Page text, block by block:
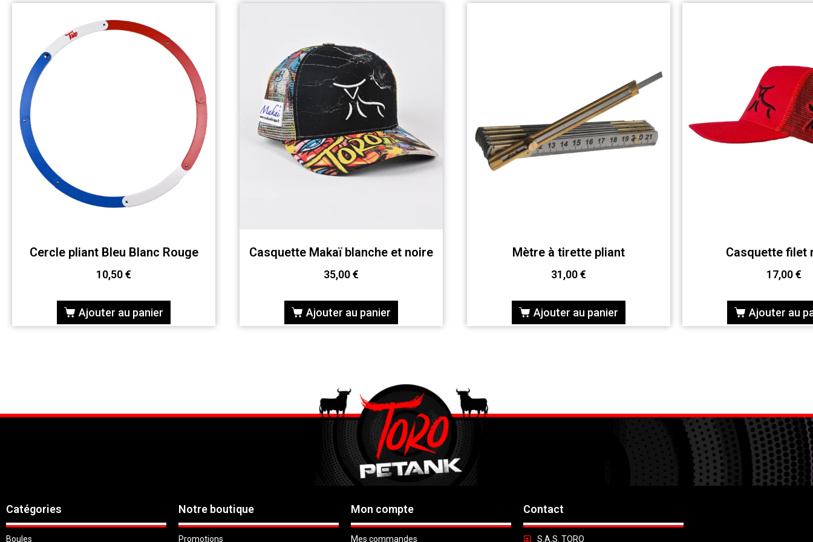
Cercle pliant Bleu Blanc Rouge
10,50€
Ajouter au panier
Casquette Makaï blanche et noire
35,00€
Ajouter au panier
Mètre à tirette pliant
31,00€
Ajouter au panier
Casquette filet
17,00€
Ajouter au
Catégories
Boules
Notre boutique
Promotions
Mon compte
Mes commandes
Contact
S.A.S. TORO